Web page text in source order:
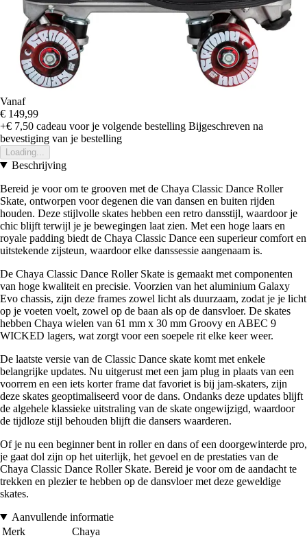
Vanaf
€ 149,99
+€ 7,50 cadeau voor je volgende bestelling Bijgeschreven na
bevestiging van je bestelling
Loading...
Beschrijving
Bereid je voor om te grooven met de Chaya Classic Dance Roller
Skate, ontworpen voor degenen die van dansen en buiten rijden
houden. Deze stijlvolle skates hebben een retro dansstijl, waardoor je
chic blijft terwijl je je bewegingen laat zien. Met een hoge laars en
royale padding biedt de Chaya Classic Dance een superieur comfort en
uitstekende zijsteun, waardoor elke danssessie aangenaam is.
De Chaya Classic Dance Roller Skate is gemaakt met componenten
van hoge kwaliteit en precisie. Voorzien van het aluminium Galaxy
Evo chassis, zijn deze frames zowel licht als duurzaam, zodat je je licht
op je voeten voelt, zowel op de baan als op de dansvloer. De skates
hebben Chaya wielen van 61 mm x 30 mm Groovy en ABEC 9
WICKED lagers, wat zorgt voor een soepele rit elke keer weer.
De laatste versie van de Classic Dance skate komt met enkele
belangrijke updates. Nu uitgerust met een jam plug in plaats van een
voorrem en een iets korter frame dat favoriet is bij jam-skaters, zijn
deze skates geoptimaliseerd voor de dans. Ondanks deze updates blijft
de algehele klassieke uitstraling van de skate ongewijzigd, waardoor
de tijdloze stijl behouden blijft die dansers waarderen.
Of je nu een beginner bent in roller en dans of een doorgewinterde pro,
je gaat dol zijn op het uiterlijk, het gevoel en de prestaties van de
Chaya Classic Dance Roller Skate. Bereid je voor om de aandacht te
trekken en plezier te hebben op de dansvloer met deze geweldige
skates.
Aanvullende informatie
Merk
Chaya